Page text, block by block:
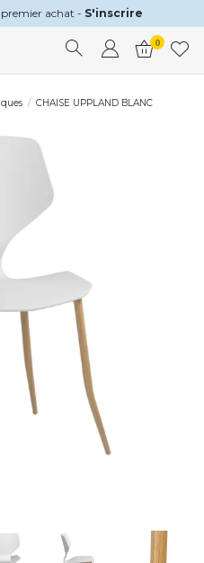
achat - S'inscrire
0
CHAISE UPPLAND BLANC